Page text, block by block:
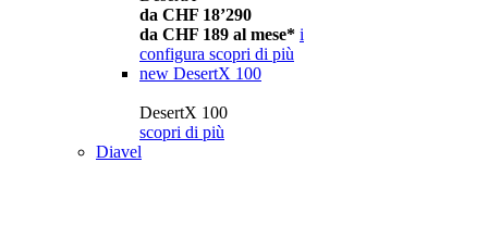
da CHF 18’290
da CHF 189 al mese* i
configura scopri di più
new DesertX 100
DesertX 100
scopri di più
Diavel